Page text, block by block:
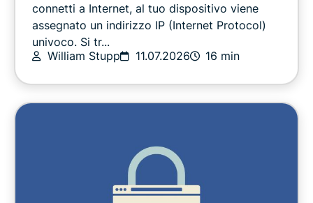
Privacy news
Streaming
connetti a Internet, al tuo dispositivo viene
assegnato un indirizzo IP (Internet Protocol)
univoco. Si tr...
William Stupp
11.07.2026 16 min